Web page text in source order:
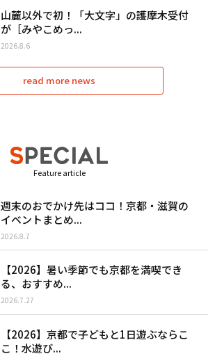
山麓以外で初！「大文字」の護摩木受付
が［みやこめっ...
2026.8.6
read more news
Feature article
週末のおでかけ先はココ！京都・滋賀の
イベントまとめ...
2026.8.7
【2026】暑い季節でも京都を満喫でき
る、おすすめ...
2026.7.27
【2026】京都で子どもと1日遊ぶならこ
こ！水遊び...